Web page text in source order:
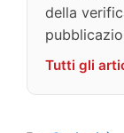
della
Tutti gli